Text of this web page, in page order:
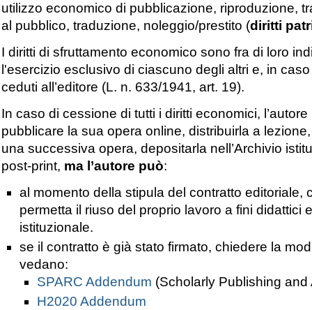
utilizzo economico di pubblicazione, riproduzione,
al pubblico, traduzione, noleggio/prestito (diritti
I diritti di sfruttamento economico sono fra di loro
l'esercizio esclusivo di ciascuno degli altri e, in
ceduti all’editore (L. n. 633/1941, art. 19).
In caso di cessione di tutti i diritti economici,
pubblicare la sua opera online, distribuirla a
una successiva opera, depositarla nell’Archivio
post-print, ma l’autore può:
al momento della stipula del contratto
permetta il riuso del proprio lavoro a fini didattici
istituzionale.
se il contratto è già stato firmato, chiedere la
vedano:
SPARC Addendum (Scholarly Publishing
H2020 Addendum